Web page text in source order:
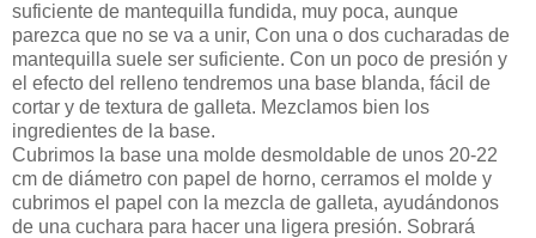
suficiente de mantequilla fundida, muy poca, aunque
parezca que no se va a unir, Con una o dos cucharadas de
mantequilla suele ser suficiente. Con un poco de presión y
el efecto del relleno tendremos una base blanda, fácil de
cortar y de textura de galleta. Mezclamos bien los
ingredientes de la base.
Cubrimos la base una molde desmoldable de unos 20-22
cm de diámetro con papel de horno, cerramos el molde y
cubrimos el papel con la mezcla de galleta, ayudándonos
de una cuchara para hacer una ligera presión. Sobrará